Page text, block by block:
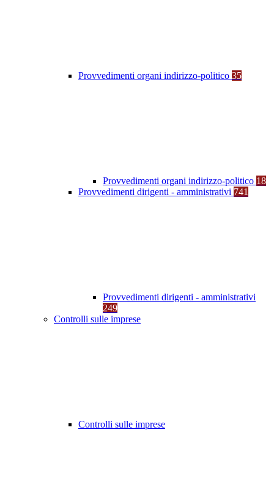
Provvedimenti organi indirizzo-politico 35
Provvedimenti organi indirizzo-politico 18
Provvedimenti dirigenti - amministrativi 741
Provvedimenti dirigenti - amministrativi
249
Controlli sulle imprese
Controlli sulle imprese